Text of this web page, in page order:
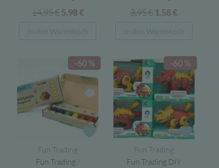
14,95€ Ursprünglicher
Preis
war:
5,98€Aktueller
Preis
ist:
In den Warenkorb
3,95€ Ursprünglicher
Preis
war:
1,58€Aktueller
Preis
ist:
In den Warenkorb
Zur Wunschliste
-60 %
Fun Trading
Fun Trading /
-60 %
Fun Trading
Fun Trading DIY